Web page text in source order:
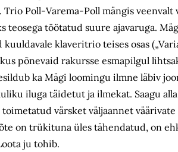
Poll-Varema-Poll mängis veenvalt
töötatud suure ajavaruga.
klaveritrio teises osas
põnevaid rakursse esmapilgul
ka Mägi loomingu ilmne läbiv
iluga täidetut ja ilmekat. Saagu
värsket väljaannet
on trükituna üles tähendatud, on
ju tohib.